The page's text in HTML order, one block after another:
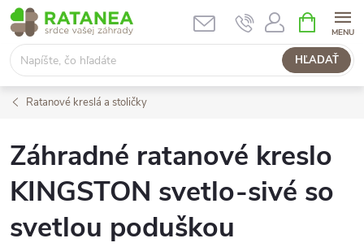
Prejsť
na
obsah
HĽADAŤ
KOŠÍK
Ratanové kreslá a stoličky
Záhradné ratanové kreslo
KINGSTON svetlo-sivé so
svetlou poduškou